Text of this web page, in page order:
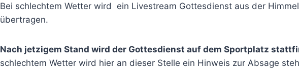
Bei schlechtem Wetter wird ein Livestream Gottesdienst aus der
übertragen.
Nach jetzigem Stand wird der Gottesdienst auf dem Sportplatz
schlechtem Wetter wird hier an dieser Stelle ein Hinweis zur Absage